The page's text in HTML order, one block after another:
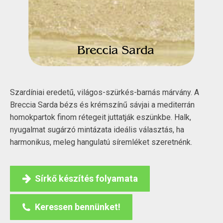
Szardíniai eredetű, világos-szürkés-barnás márvány. A
Breccia Sarda bézs és krémszínű sávjai a mediterrán
homokpartok finom rétegeit juttatják eszünkbe. Halk,
nyugalmat sugárzó mintázata ideális választás, ha
harmonikus, meleg hangulatú síremléket szeretnénk.
Sírkő készítés folyamata
Keressen bennünket!